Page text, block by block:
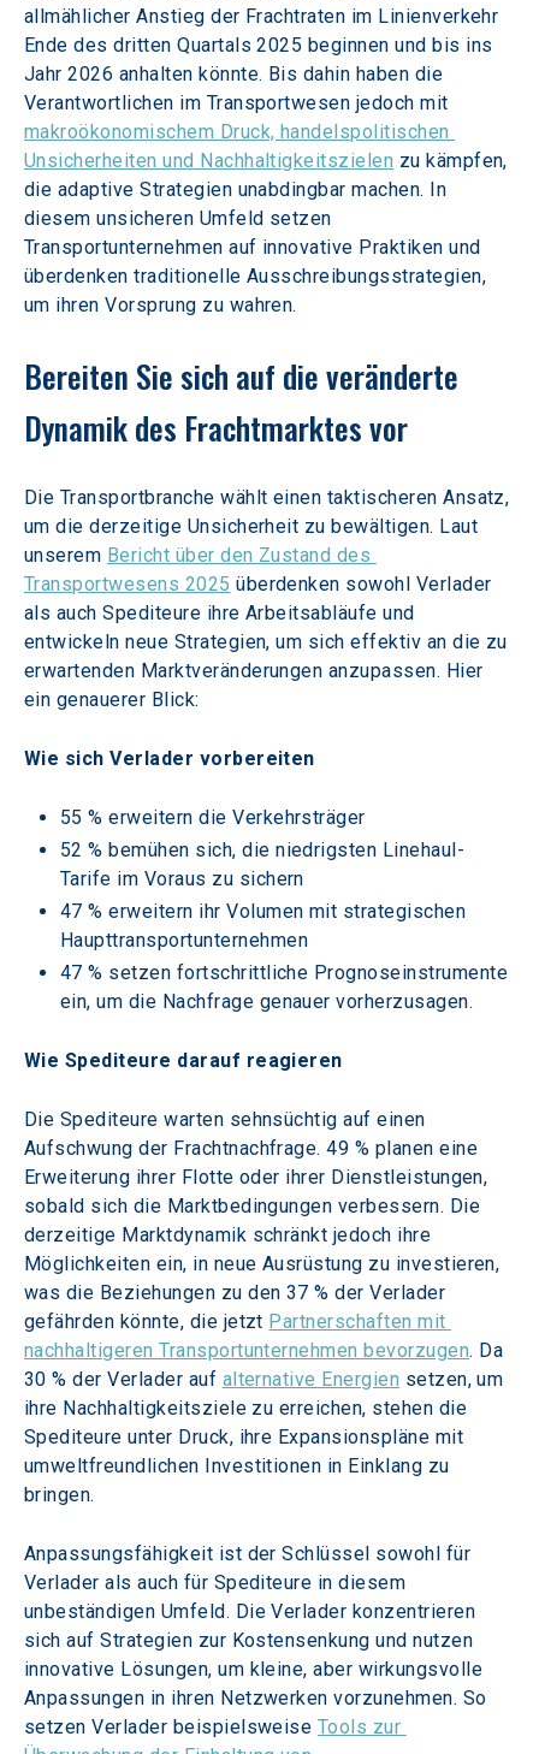
allmählicher Anstieg der Frachtraten im Linienverkehr
Ende des dritten Quartals 2025 beginnen und bis ins
Jahr 2026 anhalten könnte. Bis dahin haben die
Verantwortlichen im Transportwesen jedoch mit
makroökonomischem Druck, handelspolitischen
Unsicherheiten und Nachhaltigkeitszielen zu kämpfen,
die adaptive Strategien unabdingbar machen. In
diesem unsicheren Umfeld setzen
Transportunternehmen auf innovative Praktiken und
überdenken traditionelle Ausschreibungsstrategien,
um ihren Vorsprung zu wahren.
Bereiten Sie sich auf die veränderte
Dynamik des Frachtmarktes vor
Die Transportbranche wählt einen taktischeren Ansatz,
um die derzeitige Unsicherheit zu bewältigen. Laut
unserem Bericht über den Zustand des
Transportwesens 2025 überdenken sowohl Verlader
als auch Spediteure ihre Arbeitsabläufe und
entwickeln neue Strategien, um sich effektiv an die zu
erwartenden Marktveränderungen anzupassen. Hier
ein genauerer Blick:
Wie sich Verlader vorbereiten
55 % erweitern die Verkehrsträger
52 % bemühen sich, die niedrigsten Linehaul-
Tarife im Voraus zu sichern
47 % erweitern ihr Volumen mit strategischen
Haupttransportunternehmen
47 % setzen fortschrittliche Prognoseinstrumente
ein, um die Nachfrage genauer vorherzusagen.
Wie Spediteure darauf reagieren
Die Spediteure warten sehnsüchtig auf einen
Aufschwung der Frachtnachfrage. 49 % planen eine
Erweiterung ihrer Flotte oder ihrer Dienstleistungen,
sobald sich die Marktbedingungen verbessern. Die
derzeitige Marktdynamik schränkt jedoch ihre
Möglichkeiten ein, in neue Ausrüstung zu investieren,
was die Beziehungen zu den 37 % der Verlader
gefährden könnte, die jetzt Partnerschaften mit
nachhaltigeren Transportunternehmen bevorzugen. Da
30 % der Verlader auf alternative Energien setzen, um
ihre Nachhaltigkeitsziele zu erreichen, stehen die
Spediteure unter Druck, ihre Expansionspläne mit
umweltfreundlichen Investitionen in Einklang zu
bringen.
Anpassungsfähigkeit ist der Schlüssel sowohl für
Verlader als auch für Spediteure in diesem
unbeständigen Umfeld. Die Verlader konzentrieren
sich auf Strategien zur Kostensenkung und nutzen
innovative Lösungen, um kleine, aber wirkungsvolle
Anpassungen in ihren Netzwerken vorzunehmen. So
setzen Verlader beispielsweise Tools zur